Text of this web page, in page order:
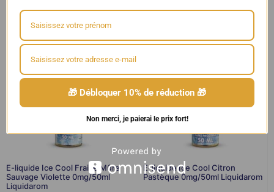
E-liquide Ice Cool Fraise Mûre
Sauvage Violette 0mg/50ml
Liquidarom
E-liquide Ice Cool Citron
Pastèque 0mg/50ml Liquidarom
🎁 Débloquer 10% de réduction 🎁
Non merci, je paierai le prix fort!